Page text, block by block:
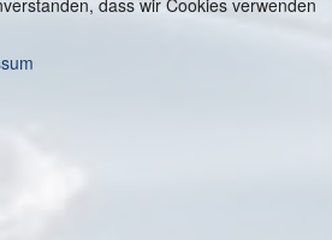
dass wir Cookies verwenden